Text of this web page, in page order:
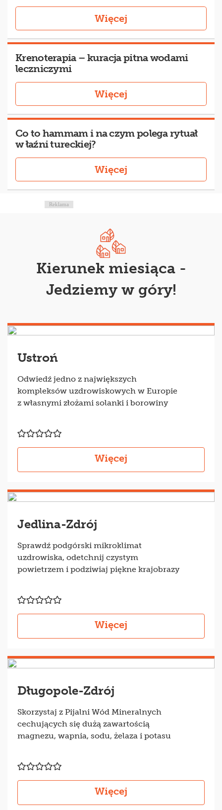
Więcej
Krenoterapia – kuracja pitna wodami
leczniczymi
Więcej
Co to hammam i na czym polega rytuał
w łaźni tureckiej?
Więcej
Reklama
Kierunek miesiąca -
Jedziemy w góry!
Ustroń
Odwiedź jedno z największych
kompleksów uzdrowiskowych w Europie
z własnymi złożami solanki i borowiny
Więcej
Jedlina-Zdrój
Sprawdź podgórski mikroklimat
uzdrowiska, odetchnij czystym
powietrzem i podziwiaj piękne krajobrazy
Więcej
Długopole-Zdrój
Skorzystaj z Pijalni Wód Mineralnych
cechujących się dużą zawartością
magnezu, wapnia, sodu, żelaza i potasu
Więcej